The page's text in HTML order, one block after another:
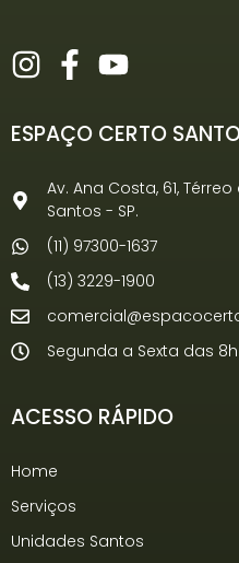
ESPAÇO CERTO
Av. Ana Costa, 61,
Santos - SP.
(11) 97300-1637
(13) 3229-1900
Segunda a Sexta das 8h
ACESSO RÁPIDO
Home
Serviços
Unidades Santos